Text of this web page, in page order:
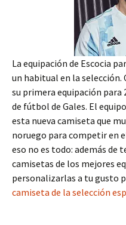
La equipación de Escocia
un habitual en la selección.
su primera equipación para
de fútbol de Gales. El
esta nueva camiseta que
noruego para competir en
eso no es todo: además de
camisetas de los mejores
personalizarlas a tu gusto
camiseta de la selección